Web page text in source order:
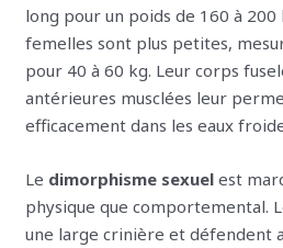
long pour un poids de 160 à 200
femelles sont plus petites,
pour 40 à 60 kg. Leur corps
antérieures musclées leur
efficacement dans les eaux
Le dimorphisme sexuel est
physique que comportemental.
une large crinière et défendent